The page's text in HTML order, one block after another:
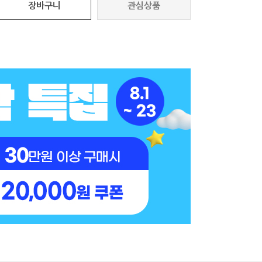
장바구니 관심상품